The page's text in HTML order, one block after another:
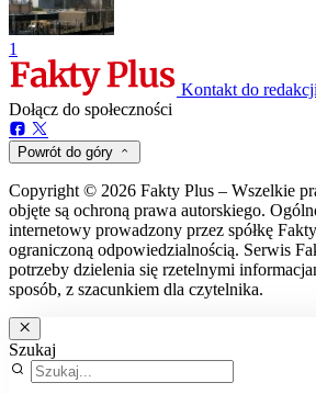
1
Kontakt do redakcji
Dołącz do społeczności
Powrót do góry
Copyright © 2026 Fakty Plus – Wszelkie
objęte są ochroną prawa autorskiego.
internetowy prowadzony przez spółkę
ograniczoną odpowiedzialnością. Serwis
potrzeby dzielenia się rzetelnymi
sposób, z szacunkiem dla czytelnika.
Szukaj